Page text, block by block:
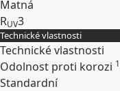
Matná
RUV3
Rozbalit
Technické vlastnosti
Technické vlastnosti
Odolnost proti korozi
Standardní